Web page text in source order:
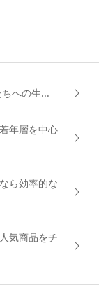
への生...
年層を中心
ら効率的な
気商品をチ